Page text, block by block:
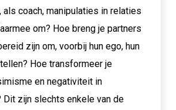
als coach, manipulaties in relaties
om? Hoe breng je partners
zijn om, voorbij hun ego, hun
Hoe transformeer je
en negativiteit in
Dit zijn slechts enkele van de